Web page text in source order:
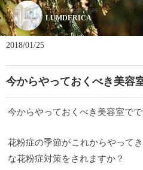
LUMDERICA
2018/01/25
今からやっておくべき美容
今からやっておくべき美容室で
花粉症の季節がこれからやって
な花粉症対策をされますか？